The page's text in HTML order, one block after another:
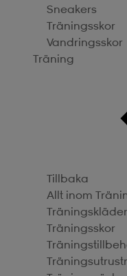
Sneakers
Träningsskor
Vandringsskor
Träning
Tillbaka
Allt inom
Träningskläder
Träningsskor